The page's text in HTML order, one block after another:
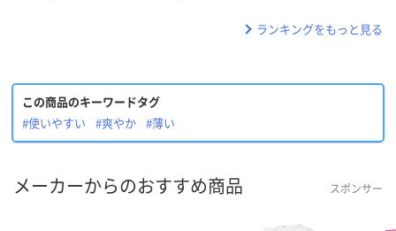
ランキングをもっと見る
この商品のキーワードタグ
#使いやすい
#爽やか #薄い
メーカーからのおすすめ商品 スポンサー